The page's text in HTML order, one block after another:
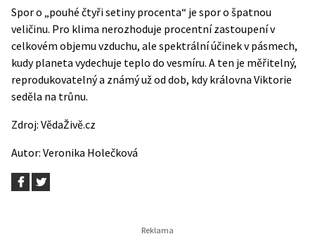
Spor o „pouhé čtyři setiny procenta“ je spor o špatnou
veličinu. Pro klima nerozhoduje procentní zastoupení v
celkovém objemu vzduchu, ale spektrální účinek v pásmech,
kudy planeta vydechuje teplo do vesmíru. A ten je měřitelný,
reprodukovatelný a známý už od dob, kdy královna Viktorie
seděla na trůnu.
Zdroj: VědaŽivě.cz
Autor: Veronika Holečková